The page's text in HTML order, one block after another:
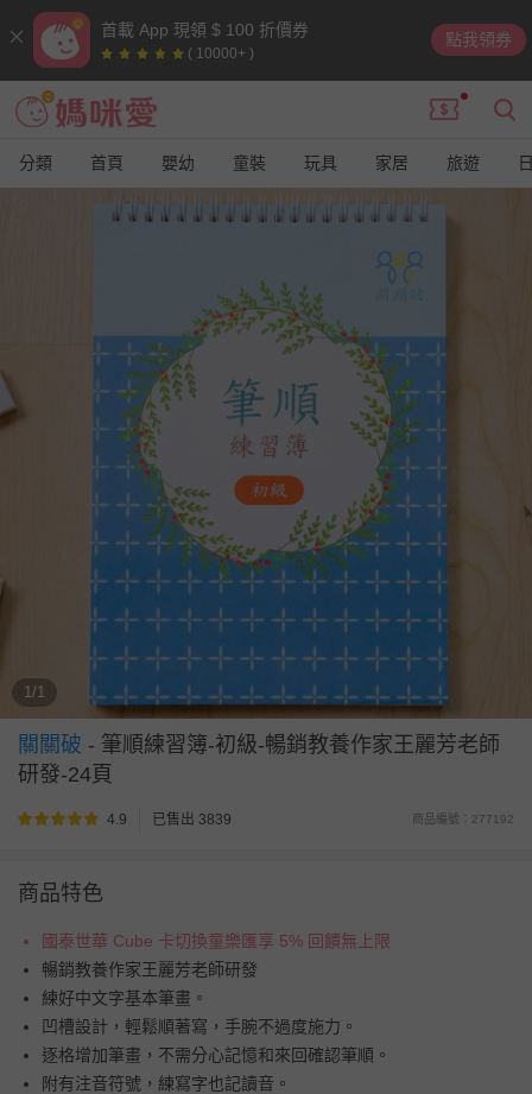
首載 App 現領 $ 100 折價券
( 10000+ )
點我領券
分類 首頁 嬰幼 童裝 玩具 家居 旅遊
1/1
關關破 - 筆順練習簿-初級-暢銷教養作家王麗芳老師
研發-24頁
4.9 已售出 3839 商品編號：277192
商品特色
國泰世華 Cube 卡切換童樂匯享 5% 回饋無上限
暢銷教養作家王麗芳老師研發
練好中文字基本筆畫。
凹槽設計，輕鬆順著寫，手腕不過度施力。
逐格增加筆畫，不需分心記憶和來回確認筆順。
附有注音符號，練寫字也記讀音。